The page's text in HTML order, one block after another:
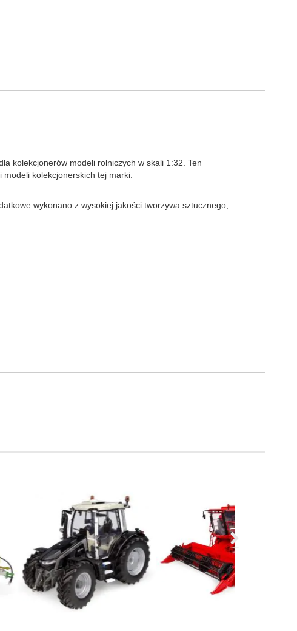
kolekcjonerów modeli rolniczych w skali 1:32. Ten
kolekcjonerskich tej marki.
wykonano z wysokiej jakości tworzywa sztucznego,